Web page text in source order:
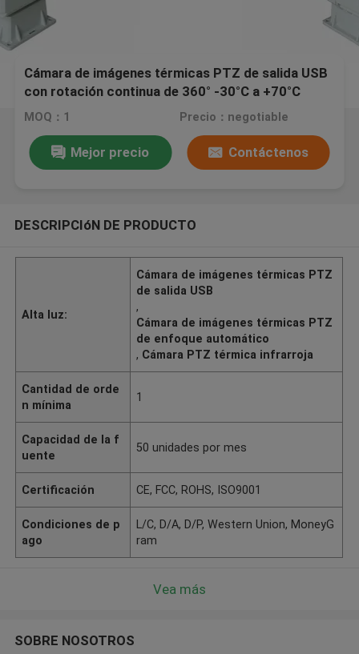
Cámara de imágenes térmicas PTZ de salida USB
con rotación continua de 360° -30°C a +70°C
MOQ：1 Precio：negotiable
Mejor precio Contáctenos
DESCRIPCIóN DE PRODUCTO
Alta luz:
Cámara de imágenes térmicas PTZ
de salida USB
,
Cámara de imágenes térmicas PTZ
de enfoque automático
, Cámara PTZ térmica infrarroja
Cantidad de orde
n mínima
1
Capacidad de la f
uente
50 unidades por mes
Certificación CE, FCC, ROHS, ISO9001
Condiciones de p
ago
L/C, D/A, D/P, Western Union, MoneyG
ram
Vea más
SOBRE NOSOTROS